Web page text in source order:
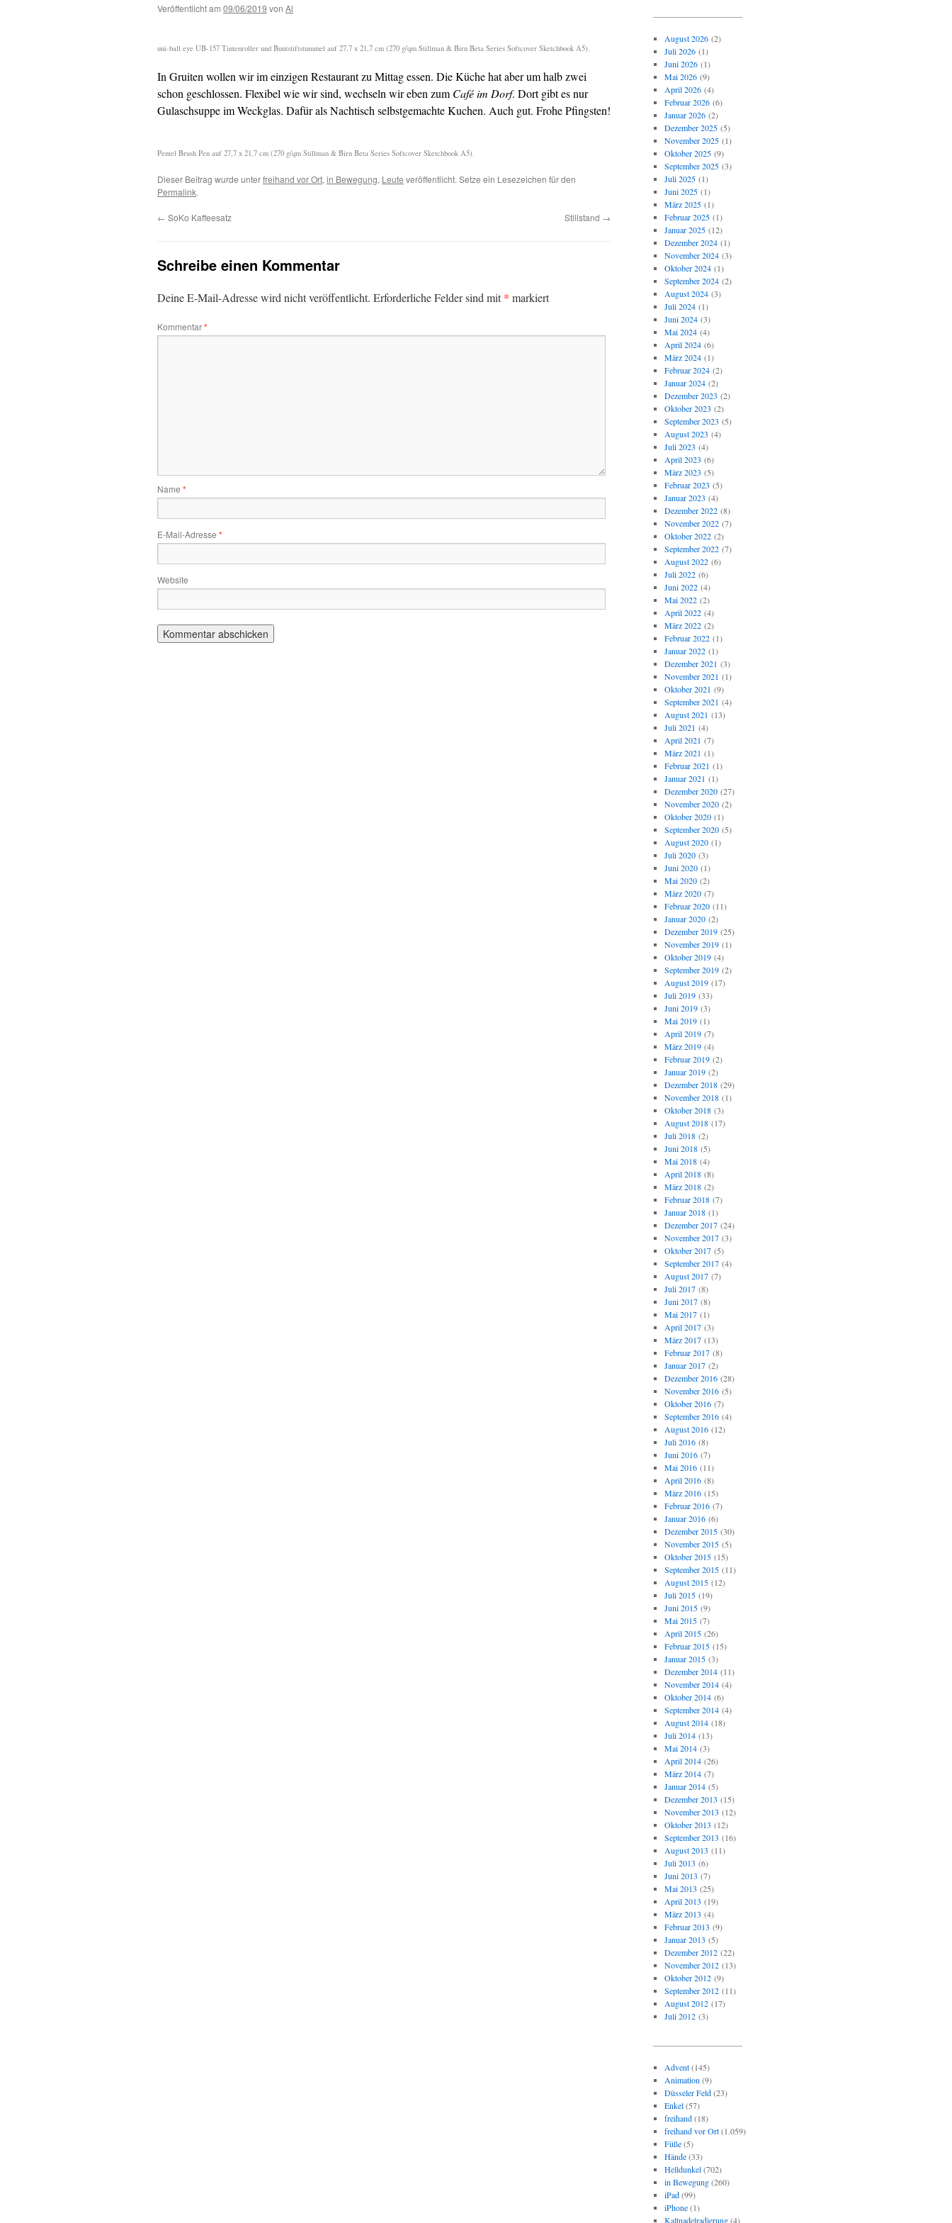
Veröffentlicht am 09/06/2019 von Al
uni-ball eye UB-157 Tintenroller und Buntstiftstummel auf 27,7 x 21,7 cm (270 g/qm Stillman & Birn Beta Series Softcover Sketchbook A5).
In Gruiten wollen wir im einzigen Restaurant zu Mittag essen. Die Küche hat aber um halb zwei
schon geschlossen. Flexibel wie wir sind, wechseln wir eben zum Café im Dorf. Dort gibt es nur
Gulaschsuppe im Weckglas. Dafür als Nachtisch selbstgemachte Kuchen. Auch gut. Frohe Pfingsten!
Pentel Brush Pen auf 27,7 x 21,7 cm (270 g/qm Stillman & Birn Beta Series Softcover Sketchbook A5).
Dieser Beitrag wurde unterfreihand vor Ort, in Bewegung, Leute veröffentlicht. Setze ein Lesezeichen für den
Permalink.
← SoKo Kaffeesatz Stillstand →
Schreibe einen Kommentar
Deine E-Mail-Adresse wird nicht veröffentlicht. Erforderliche Felder sind mit* markiert
Kommentar*
Name *
E-Mail-Adresse *
Website
August 2026(2)
Juli 2026(1)
Juni 2026(1)
Mai 2026(9)
April 2026(4)
Februar 2026(6)
Januar 2026(2)
Dezember 2025(5)
November 2025(1)
Oktober 2025(9)
September 2025(3)
Juli 2025(1)
Juni 2025(1)
März 2025(1)
Februar 2025(1)
Januar 2025(12)
Dezember 2024(1)
November 2024(3)
Oktober 2024(1)
September 2024(2)
August 2024(3)
Juli 2024(1)
Juni 2024(3)
Mai 2024(4)
April 2024(6)
März 2024(1)
Februar 2024(2)
Januar 2024(2)
Dezember 2023 (2)
Oktober 2023 (2)
September 2023 (5)
August 2023 (4)
Juli 2023 (4)
April 2023 (6)
März 2023 (5)
Februar 2023 (5)
Januar 2023 (4)
Dezember 2022(8)
November 2022(7)
Oktober 2022(2)
September 2022(7)
August 2022(6)
Juli 2022(6)
Juni 2022(4)
Mai 2022(2)
April 2022(4)
März 2022(2)
Februar 2022(1)
Januar 2022(1)
Dezember 2021 (3)
November 2021 (1)
Oktober 2021 (9)
September 2021 (4)
August 2021 (13)
Juli 2021 (4)
April 2021 (7)
März 2021 (1)
Februar 2021 (1)
Januar 2021 (1)
Dezember 2020(27)
November 2020(2)
Oktober 2020(1)
September 2020(5)
August 2020(1)
Juli 2020(3)
Juni 2020(1)
Mai 2020(2)
März 2020(7)
Februar 2020(11)
Januar 2020(2)
Dezember 2019(25)
November 2019(1)
Oktober 2019(4)
September 2019(2)
August 2019(17)
Juli 2019(33)
Juni 2019(3)
Mai 2019(1)
April 2019(7)
März 2019(4)
Februar 2019(2)
Januar 2019(2)
Dezember 2018(29)
November 2018(1)
Oktober 2018(3)
August 2018(17)
Juli 2018(2)
Juni 2018(5)
Mai 2018(4)
April 2018(8)
März 2018(2)
Februar 2018(7)
Januar 2018(1)
Dezember 2017(24)
November 2017(3)
Oktober 2017(5)
September 2017(4)
August 2017(7)
Juli 2017(8)
Juni 2017(8)
Mai 2017(1)
April 2017(3)
März 2017(13)
Februar 2017(8)
Januar 2017(2)
Dezember 2016(28)
November 2016(5)
Oktober 2016(7)
September 2016(4)
August 2016(12)
Juli 2016(8)
Juni 2016(7)
Mai 2016(11)
April 2016(8)
März 2016(15)
Februar 2016(7)
Januar 2016(6)
Dezember 2015(30)
November 2015(5)
Oktober 2015(15)
September 2015(11)
August 2015(12)
Juli 2015(19)
Juni 2015(9)
Mai 2015(7)
April 2015(26)
Februar 2015(15)
Januar 2015(3)
Dezember 2014(11)
November 2014(4)
Oktober 2014(6)
September 2014(4)
August 2014(18)
Juli 2014(13)
Mai 2014(3)
April 2014(26)
März 2014(7)
Januar 2014(5)
Dezember 2013 (15)
November 2013 (12)
Oktober 2013 (12)
September 2013 (16)
August 2013 (11)
Juli 2013 (6)
Juni 2013 (7)
Mai 2013 (25)
April 2013 (19)
März 2013 (4)
Februar 2013 (9)
Januar 2013 (5)
Dezember 2012(22)
November 2012(13)
Oktober 2012(9)
September 2012(11)
August 2012(17)
Juli 2012(3)
Advent(145)
Animation (9)
Düsseler Feld(23)
Enkel(57)
freihand(18)
freihand vor Ort(1.059)
Füße(5)
Hände(33)
Helldunkel(702)
in Bewegung(260)
iPad(99)
iPhone(1)
Kaltnadelradierung(4)